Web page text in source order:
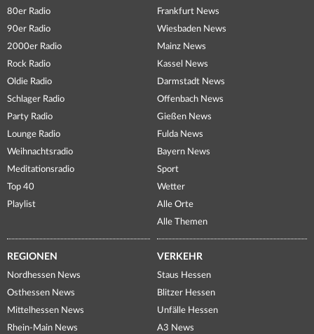
80er Radio
90er Radio
2000er Radio
Rock Radio
Oldie Radio
Schlager Radio
Party Radio
Lounge Radio
Weihnachtsradio
Meditationsradio
Top 40
Playlist
Frankfurt News
Wiesbaden News
Mainz News
Kassel News
Darmstadt News
Offenbach News
Gießen News
Fulda News
Bayern News
Sport
Wetter
Alle Orte
Alle Themen
REGIONEN
Nordhessen News
Osthessen News
Mittelhessen News
Rhein-Main News
VERKEHR
Staus Hessen
Blitzer Hessen
Unfälle Hessen
A3 News